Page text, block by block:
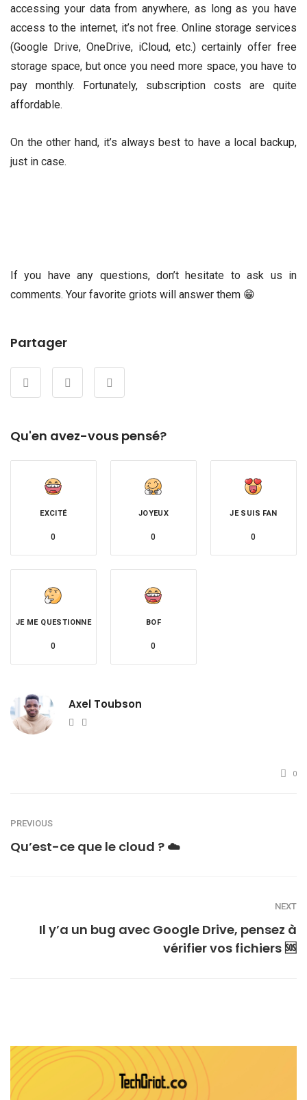
accessing your data from anywhere, as long as you have
access to the internet, it’s not free. Online storage services
(Google Drive, OneDrive, iCloud, etc.) certainly offer free
storage space, but once you need more space, you have to
pay monthly. Fortunately, subscription costs are quite
affordable.
On the other hand, it’s always best to have a local backup,
just in case.
If you have any questions, don’t hesitate to ask us in
comments. Your favorite griots will answer them 😁
Partager
Qu'en avez-vous pensé?
EXCITÉ
0
JOYEUX
0
JE SUIS FAN
0
JE ME QUESTIONNE
0
BOF
0
Axel Toubson
Website
0
PREVIOUS
Qu’est-ce que le cloud ? ☁️
NEXT
Il y’a un bug avec Google Drive, pensez à
vérifier vos fichiers 🆘